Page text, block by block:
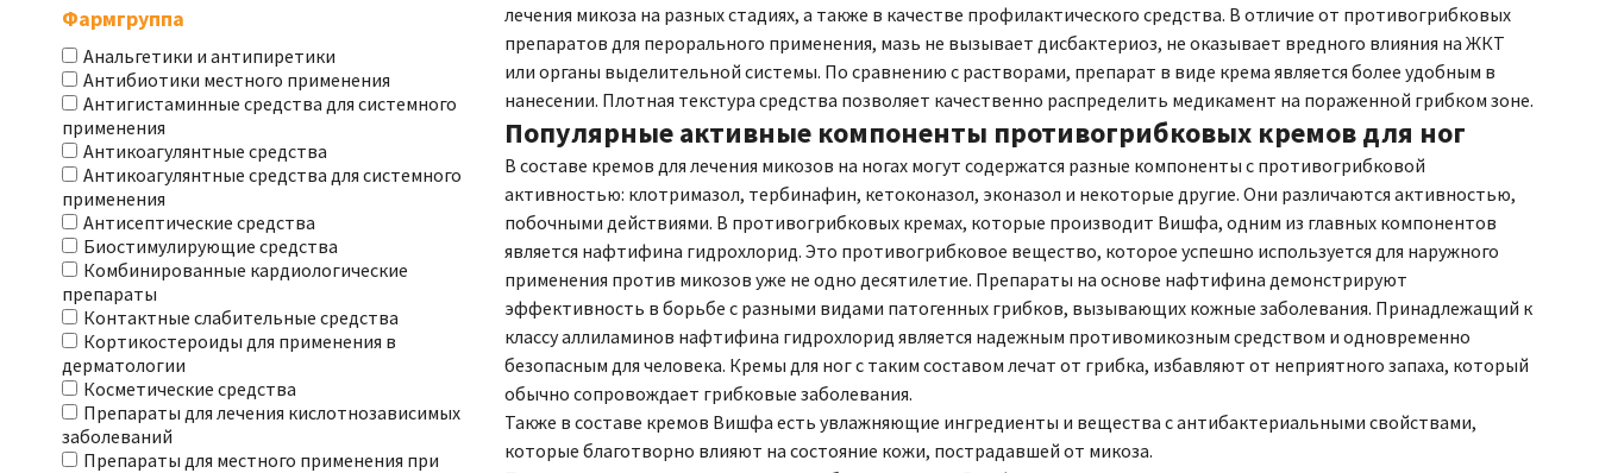
Фармгруппа
Анальгетики и антипиретики
Антибиотики местного применения
Антигистаминные средства для системного
применения
Антикоагулянтные средства
Антикоагулянтные средства для системного
применения
Антисептические средства
Биостимулирующие средства
Комбинированные кардиологические
препараты
Контактные слабительные средства
Кортикостероиды для применения в
дерматологии
Косметические средства
Препараты для лечения кислотнозависимых
заболеваний
Препараты для местного применения при
лечения микоза на разных стадиях, а также в качестве профилактического средства. В отличие от противогрибковых
препаратов для перорального применения, мазь не вызывает дисбактериоз, не оказывает вредного влияния на ЖКТ
или органы выделительной системы. По сравнению с растворами, препарат в виде крема является более удобным в
нанесении. Плотная текстура средства позволяет качественно распределить медикамент на пораженной грибком зоне.
Популярные активные компоненты противогрибковых кремов для ног
В составе кремов для лечения микозов на ногах могут содержатся разные компоненты с противогрибковой
активностью: клотримазол, тербинафин, кетоконазол, эконазол и некоторые другие. Они различаются активностью,
побочными действиями. В противогрибковых кремах, которые производит Вишфа, одним из главных компонентов
является нафтифина гидрохлорид. Это противогрибковое вещество, которое успешно используется для наружного
применения против микозов уже не одно десятилетие. Препараты на основе нафтифина демонстрируют
эффективность в борьбе с разными видами патогенных грибков, вызывающих кожные заболевания. Принадлежащий к
классу аллиламинов нафтифина гидрохлорид является надежным противомикозным средством и одновременно
безопасным для человека. Кремы для ног с таким составом лечат от грибка, избавляют от неприятного запаха, который
обычно сопровождает грибковые заболевания.
Также в составе кремов Вишфа есть увлажняющие ингредиенты и вещества с антибактериальными свойствами,
которые благотворно влияют на состояние кожи, пострадавшей от микоза.